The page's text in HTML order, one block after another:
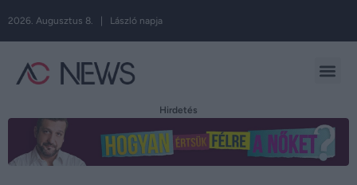
2026. Augusztus 8. | László napja
Hirdetés